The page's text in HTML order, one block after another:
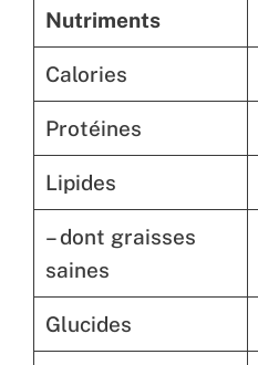
Nutriments
Calories
Protéines
Lipides
– dont graisses
saines
Glucides